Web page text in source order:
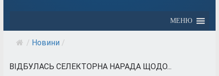
МЕНЮ
/ Новини /
ВІДБУЛАСЬ СЕЛЕКТОРНА НАРАДА ЩОДО...